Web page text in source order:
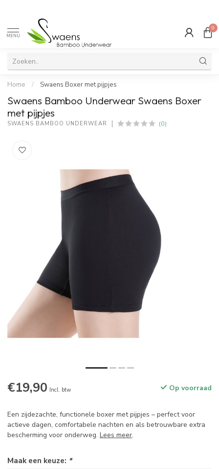
MENU
0
Home / Swaens Boxer met pijpjes
Swaens Bamboo Underwear Swaens Boxer
met pijpjes
SWAENS BAMBOO UNDERWEAR (0)
€19,90 Incl. btw Op voorraad
Een zijdezachte, functionele boxer met pijpjes – perfect voor
actieve dagen, comfortabele nachten en als betrouwbare extra
bescherming voor onderweg. Lees meer.
Maak een keuze: *